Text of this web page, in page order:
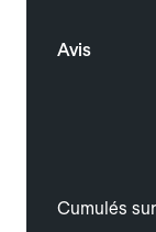
Avis
Cumulés